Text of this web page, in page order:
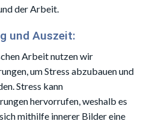
der Arbeit.
und Auszeit:
Arbeit nutzen wir
um Stress abzubauen und
Stress kann
hervorrufen, weshalb es
mithilfe innerer Bilder eine